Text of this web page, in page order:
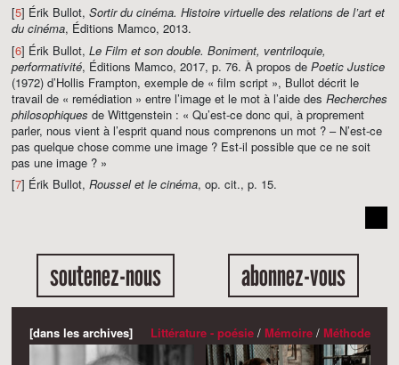
[5] Érik Bullot, Sortir du cinéma. Histoire virtuelle des relations de l’art et
du cinéma, Éditions Mamco, 2013.
[6] Érik Bullot, Le Film et son double. Boniment, ventriloquie,
performativité, Éditions Mamco, 2017, p. 76. À propos de Poetic Justice
(1972) d’Hollis Frampton, exemple de « film script », Bullot décrit le
travail de « remédiation » entre l’image et le mot à l’aide des Recherches
philosophiques de Wittgenstein : « Qu’est-ce donc qui, à proprement
parler, nous vient à l’esprit quand nous comprenons un mot ? – N’est-ce
pas quelque chose comme une image ? Est-il possible que ce ne soit
pas une image ? »
[7] Érik Bullot, Roussel et le cinéma, op. cit., p. 15.
soutenez-nous abonnez-vous
[dans les archives] Littérature - poésie/ Mémoire/ Méthode